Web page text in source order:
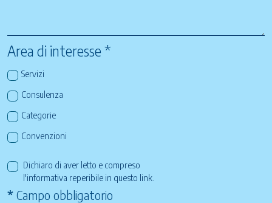
Area di interesse *
Servizi
Consulenza
Categorie
Convenzioni
Dichiaro di aver letto e compreso
l'informativa reperibile in questo link
* Campo obbligatorio